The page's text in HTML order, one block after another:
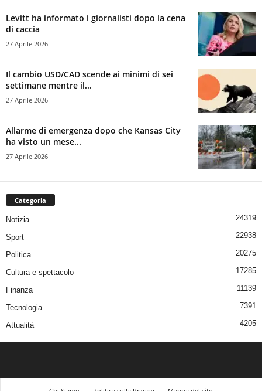
Levitt ha informato i giornalisti dopo la cena
di caccia
27 Aprile 2026
Il cambio USD/CAD scende ai minimi di sei
settimane mentre il...
27 Aprile 2026
Allarme di emergenza dopo che Kansas City
ha visto un mese...
27 Aprile 2026
Categoria
Notizia 24319
Sport 22938
Politica 20275
Cultura e spettacolo 17285
Finanza 11139
Tecnologia 7391
Attualità 4205